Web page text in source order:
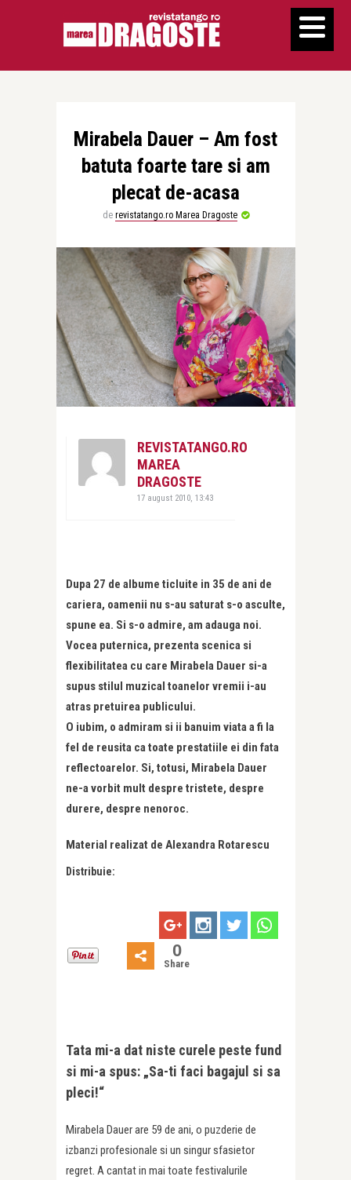
Mirabela Dauer – Am fost
batuta foarte tare si am
plecat de-acasa
de revistatango.ro Marea Dragoste
REVISTATANGO.RO
MAREA
DRAGOSTE
17 august 2010, 13:43
Dupa 27 de albume ticluite in 35 de ani de
cariera, oamenii nu s-au saturat s-o asculte,
spune ea. Si s-o admire, am adauga noi.
Vocea puternica, prezenta scenica si
flexibilitatea cu care Mirabela Dauer si-a
supus stilul muzical toanelor vremii i-au
atras pretuirea publicului.
O iubim, o admiram si ii banuim viata a fi la
fel de reusita ca toate prestatiile ei din fata
reflectoarelor. Si, totusi, Mirabela Dauer
ne-a vorbit mult despre tristete, despre
durere, despre nenoroc.
Material realizat de Alexandra Rotarescu
Distribuie:
0
Share
Tata mi-a dat niste curele peste fund
si mi-a spus: „Sa-ti faci bagajul si sa
pleci!“
Mirabela Dauer are 59 de ani, o puzderie de
izbanzi profesionale si un singur sfasietor
regret. A cantat in mai toate festivalurile